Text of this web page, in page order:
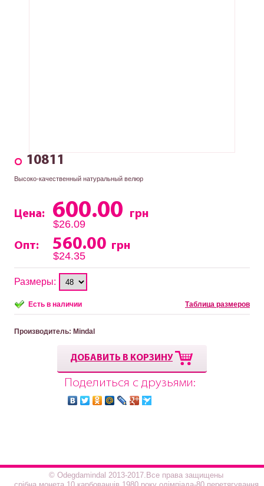
10811
Высоко-качественный натуральный велюр
Цена: 600.00
грн
$26.09
Опт:
560.00 грн
$24.35
Размеры:
Есть в наличии Таблица размеров
Производитель: Mindal
ДОБАВИТЬ В КОРЗИНУ
Поделиться с друзьями:
© Odegdamindal 2013-2017.Все права защищены